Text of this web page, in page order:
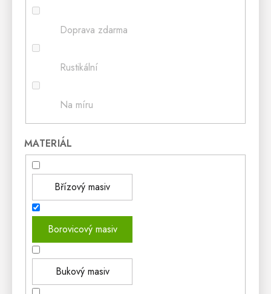
Doprava zdarma
Rustikální
Na míru
MATERIÁL
Břízový masiv
Borovicový masiv
Bukový masiv